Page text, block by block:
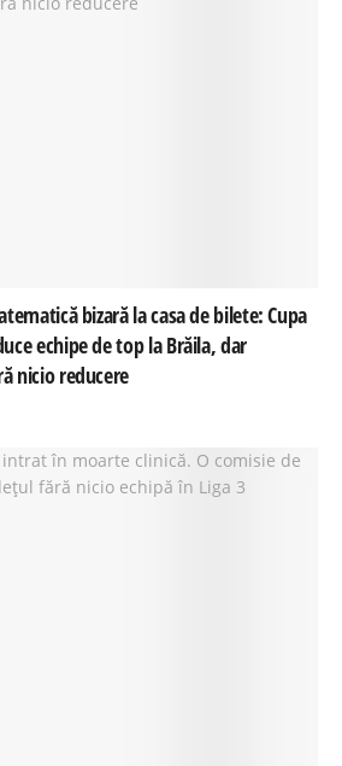
bizară la casa de bilete: Cupa
echipe de top la Brăila, dar
nicio reducere